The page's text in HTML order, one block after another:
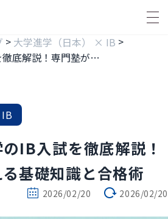
> 大学進学（日本） × IB >
横浜市立大学のIB入試を徹底解説！専門塾が教える基礎知識と合格術
IB入試を徹底解説！
基礎知識と合格術
2026/02/20 2026/02/20